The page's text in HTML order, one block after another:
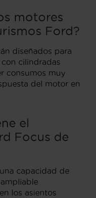
motores
Ford?
diseñados para
cilindradas
consumos muy
del motor en
el
Focus de
capacidad de
los asientos